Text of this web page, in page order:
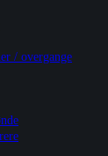
/ overgange